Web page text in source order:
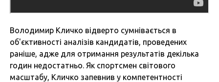
Володимир Кличко відверто сумнівається в
об'єктивності аналізів кандидатів, проведених
раніше, адже для отримання результатів декілька
годин недостатньо. Як спортсмен світового
масштабу, Кличко запевнив у компетентності